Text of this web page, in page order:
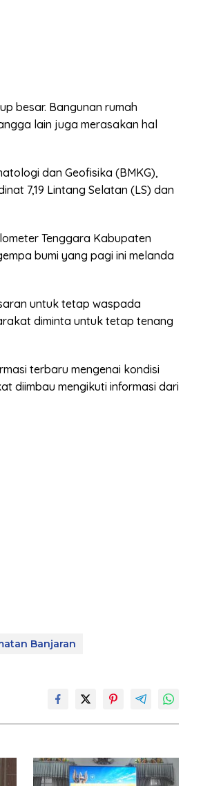
besar. Bangunan rumah
lain juga merasakan hal
dan Geofisika (BMKG),
7,19 Lintang Selatan (LS) dan
Tenggara Kabupaten
bumi yang pagi ini melanda
untuk tetap waspada
diminta untuk tetap tenang
terbaru mengenai kondisi
diimbau mengikuti informasi dari
Banjaran